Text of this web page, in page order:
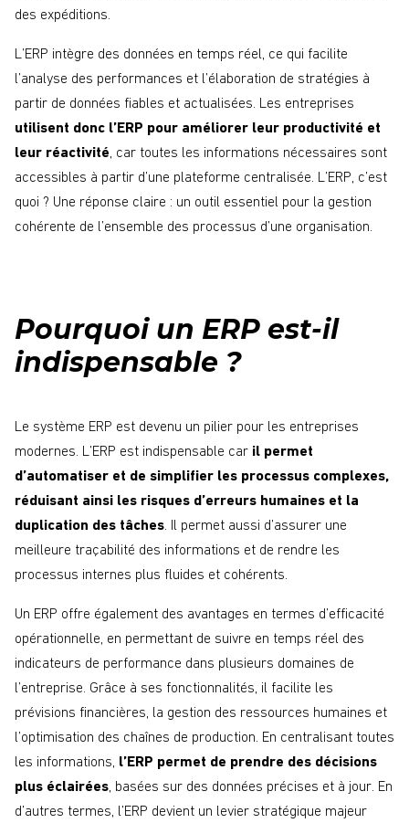
des expéditions.
L’ERP intègre des données en temps réel, ce qui facilite
l’analyse des performances et l’élaboration de stratégies à
partir de données fiables et actualisées. Les entreprises
utilisent donc l’ERP pour améliorer leur productivité et
leur réactivité, car toutes les informations nécessaires sont
accessibles à partir d’une plateforme centralisée. L’ERP, c’est
quoi ? Une réponse claire : un outil essentiel pour la gestion
cohérente de l’ensemble des processus d’une organisation.
Pourquoi un ERP est-il
indispensable ?
Le système ERP est devenu un pilier pour les entreprises
modernes. L’ERP est indispensable car il permet
d’automatiser et de simplifier les processus complexes,
réduisant ainsi les risques d’erreurs humaines et la
duplication des tâches. Il permet aussi d’assurer une
meilleure traçabilité des informations et de rendre les
processus internes plus fluides et cohérents.
Un ERP offre également des avantages en termes d’efficacité
opérationnelle, en permettant de suivre en temps réel des
indicateurs de performance dans plusieurs domaines de
l’entreprise. Grâce à ses fonctionnalités, il facilite les
prévisions financières, la gestion des ressources humaines et
l’optimisation des chaînes de production. En centralisant toutes
les informations, l’ERP permet de prendre des décisions
plus éclairées, basées sur des données précises et à jour. En
d’autres termes, l’ERP devient un levier stratégique majeur